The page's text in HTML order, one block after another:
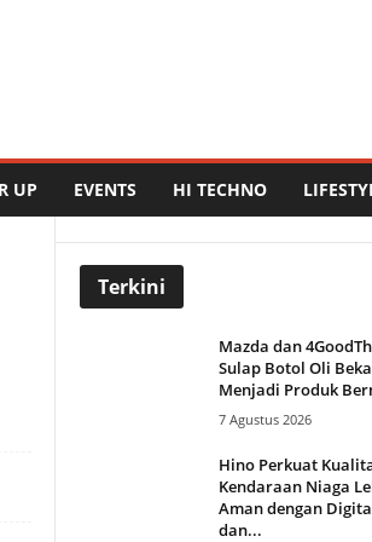
UP EVENTS HI TECHNO
Terkini
Mazda dan
Sulap Botol Oli
Menjadi Produk
7 Agustus 2026
Hino Perkuat
Kendaraan Niaga
Aman dengan
dan...